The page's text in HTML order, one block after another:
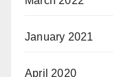
January 2021
April 2020